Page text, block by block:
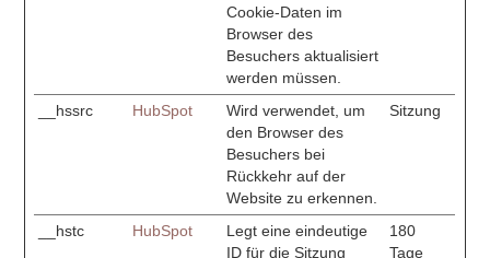
Cookie-Daten im
Browser des
Besuchers aktualisiert
werden müssen.
__hssrc HubSpot
Wird verwendet, um
den Browser des
Besuchers bei
Rückkehr auf der
Website zu erkennen.
Sitzung
__hstc HubSpot
Legt eine eindeutige
ID für die Sitzung
180
Tage